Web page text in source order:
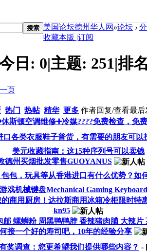
搜索 美国论坛德州华人网 »论坛 ›
收藏本版 |订阅
日: 0|主题: 251|排
页
热门 热帖 精华 更多 作者回复/查看最后
斯顿空调维修➕冷媒????免费检查，免
口各类衣服鞋子普货，有需要的朋友可以
美元收藏指南：这15种序列号可以卖钱
德州买烟批发零售GUOYANUS
包，玩具等从香港进口有什么优势？如
戏机械键盘Mechanical Gaming Keyboard
的商用厨房！达拉斯商用冰箱冷柜限时特
kn95
邮 螺蛳粉 周黑鸭鸭脖 香辣猪肉脯 大辣片
接一个好的寿司吧，10年的经验分享
奖调查：您更希望我们提供哪些内容？ -